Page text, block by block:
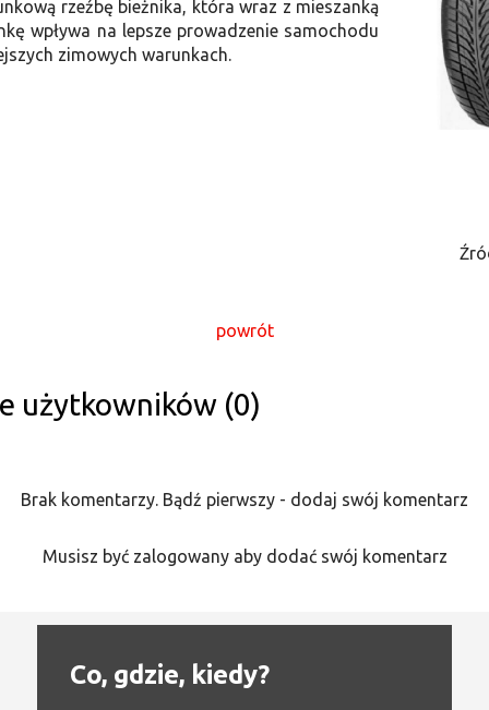
rzeźbę bieżnika, która wraz z mieszanką
wpływa na lepsze prowadzenie samochodu
zimowych warunkach.
powrót
użytkowników (0)
Brak komentarzy. Bądź pierwszy - dodaj swój komentarz
Musisz być zalogowany aby dodać swój komentarz
Co, gdzie, kiedy?